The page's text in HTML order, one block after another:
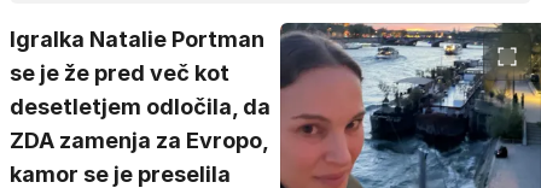
Igralka Natalie Portman
se je že pred več kot
desetletjem odločila, da
ZDA zamenja za Evropo,
kamor se je preselila